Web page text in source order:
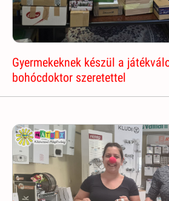
Gyermekeknek készül a
bohócdoktor szeretettel